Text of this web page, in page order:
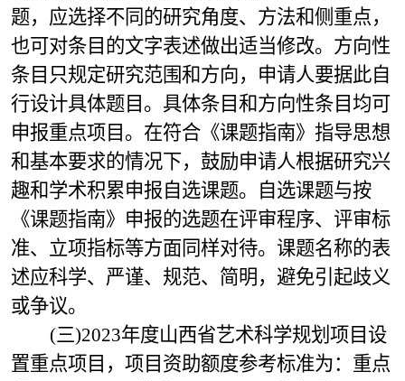
题，应选择不同的研究角度、方法和侧重点，
也可对条目的文字表述做出适当修改。方向性
条目只规定研究范围和方向，申请人要据此自
行设计具体题目。具体条目和方向性条目均可
申报重点项目。在符合《课题指南》指导思想
和基本要求的情况下，鼓励申请人根据研究兴
趣和学术积累申报自选课题。自选课题与按
《课题指南》申报的选题在评审程序、评审标
准、立项指标等方面同样对待。课题名称的表
述应科学、严谨、规范、简明，避免引起歧义
或争议。
(三)2023年度山西省艺术科学规划项目设
置重点项目，项目资助额度参考标准为：重点